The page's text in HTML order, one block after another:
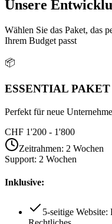
Unsere
Wählen Sie das Paket, das
Ihrem Budget passt
📦
ESSENTIAL PAKET
Perfekt für neue
CHF 1'200 - 1'800
Zeitrahmen: 2 Wochen
Support: 2 Wochen
Inklusive:
5-seitige